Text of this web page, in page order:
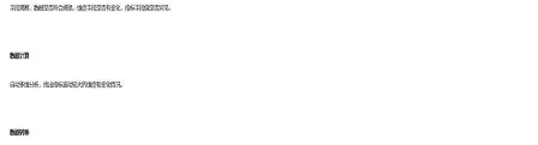
字段观察，数据是否符合规律。维度字段是否有变化，指标字段值是否异常。
数据计算
自动多维分析，找出指标波动较大的维度和变化情况。
数据转移